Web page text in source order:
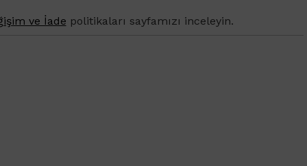
ve İade politikaları sayfamızı inceleyin.